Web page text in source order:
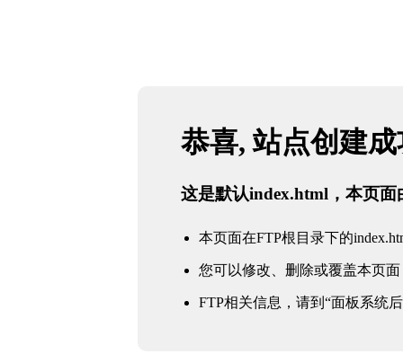
恭喜, 站点创建
这是默认index.html，本页面
本页面在FTP根目录下的
您可以修改、删除或覆盖本页面
FTP相关信息，请到“面板系统